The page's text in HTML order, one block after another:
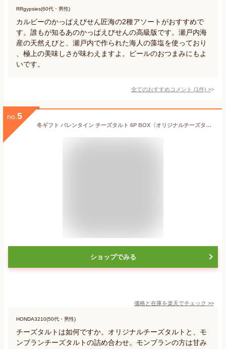
RRgypsies(60代・男性)
カルビーのかっぱえびせん匠海の2種アソートがおすすめで
す。誰もが知るあのかっぱえびせんの高級版です。瀬戸内海
産の天然えびと、瀬戸内で作られた海人の藻塩を使っており
、極上の美味しさが味わえますよ。ビールのおつまみにもよ
いです。
全てのおすすめコメント (1件) >
no. 5
冬ギフト バレンタイン チーズタルト 6P BOX〈オリジナルチーズタルト 3個・モンブランチーズタルト 3個〉 BAKE CHEESE TART【公式】2026 個包装 プチギフト お取り寄せ プレゼント 高級 手土産 お菓子
ショップでみる
価格と在庫を楽天でチェック >>
HONDA3210(50代・男性)
チーズタルトは如何ですか。オリジナルチーズタルトと、モ
ンブランチーズタルトの詰め合わせ。モンブランの方は甘み